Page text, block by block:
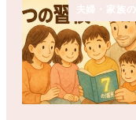
夫婦・家族